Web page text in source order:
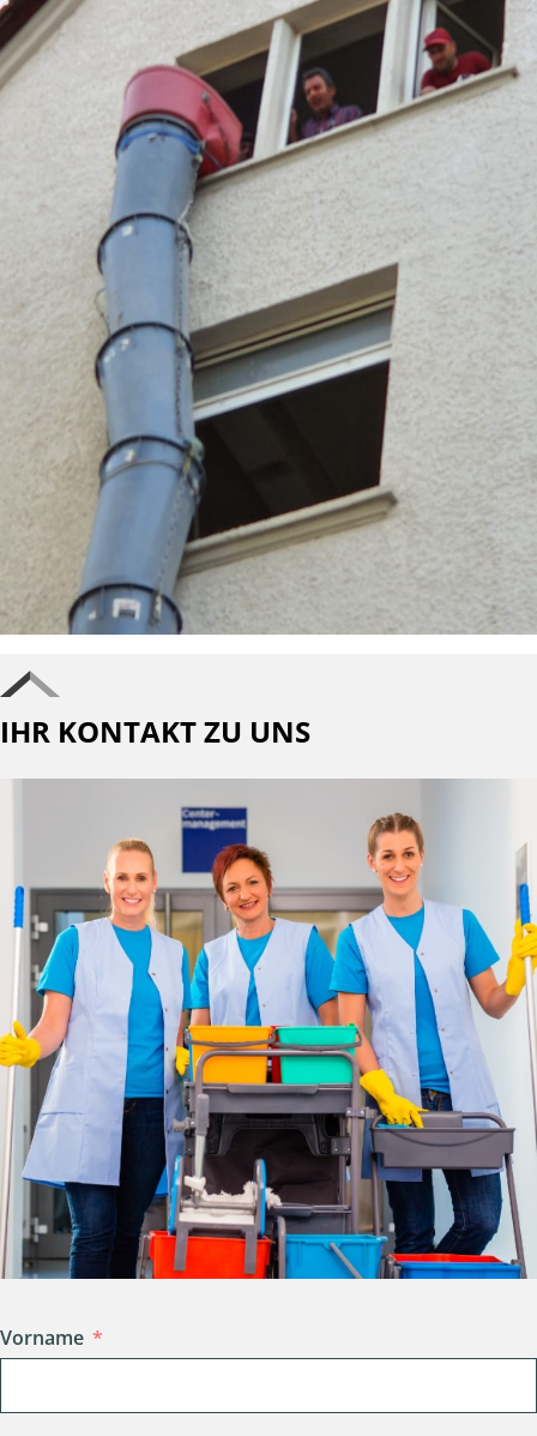
Betonfundament, wird über Fi-Mo Dienstleistungen
komplett aus einer Hand abgewickelt.
Ulm Abbrucharbeiten - Kontaktieren Sie
uns jetzt:
Fi-Mo Dienstleistungen
Ansprechpartnerin: Monika Wöhrle
Magirus-Deutz-Str. 12
89077 Ulm
Telefon: 0731-40321649
IHR KONTAKT ZU UNS
Vorname